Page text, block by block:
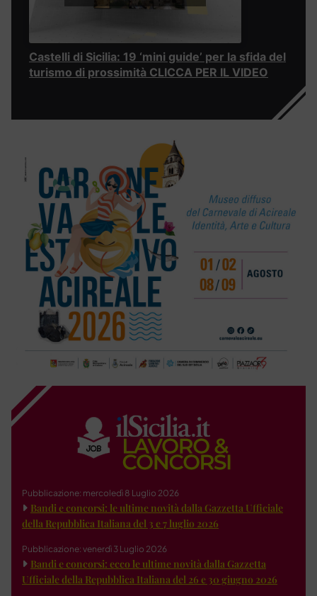
Castelli di Sicilia: 19 ‘mini guide’ per la sfida del
turismo di prossimità CLICCA PER IL VIDEO
Pubblicazione: mercoledì 8 Luglio 2026
Bandi e concorsi: le ultime novità dalla Gazzetta Ufficiale
della Repubblica Italiana del 3 e 7 luglio 2026
Pubblicazione: venerdì 3 Luglio 2026
Bandi e concorsi: ecco le ultime novità dalla Gazzetta
Ufficiale della Repubblica Italiana del 26 e 30 giugno 2026